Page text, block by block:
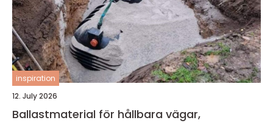
inspiration
12. July 2026
Ballastmaterial för hållbara vägar,